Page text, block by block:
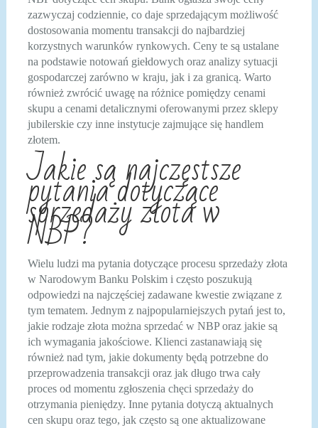
zazwyczaj codziennie, co daje sprzedającym możliwość
dostosowania momentu transakcji do najbardziej
korzystnych warunków rynkowych. Ceny te są ustalane
na podstawie notowań giełdowych oraz analizy sytuacji
gospodarczej zarówno w kraju, jak i za granicą. Warto
również zwrócić uwagę na różnice pomiędzy cenami
skupu a cenami detalicznymi oferowanymi przez sklepy
jubilerskie czy inne instytucje zajmujące się handlem
złotem.
Jakie są najczęstsze
pytania dotyczące
sprzedaży złota w
NBP?
Wielu ludzi ma pytania dotyczące procesu sprzedaży złota
w Narodowym Banku Polskim i często poszukują
odpowiedzi na najczęściej zadawane kwestie związane z
tym tematem. Jednym z najpopularniejszych pytań jest to,
jakie rodzaje złota można sprzedać w NBP oraz jakie są
ich wymagania jakościowe. Klienci zastanawiają się
również nad tym, jakie dokumenty będą potrzebne do
przeprowadzenia transakcji oraz jak długo trwa cały
proces od momentu zgłoszenia chęci sprzedaży do
otrzymania pieniędzy. Inne pytania dotyczą aktualnych
cen skupu oraz tego, jak często są one aktualizowane